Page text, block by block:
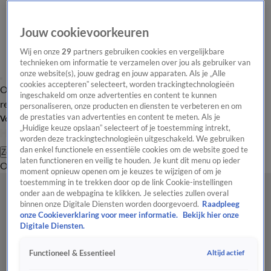
Overzicht Laatste nieuws Regionieuws Het beste van Hart
Tip de
redactie
Volg Hart van Nederland
Zoeken
OverzichtRegioUitzendingenWeerTip de redactiePanelVideo's
Jouw cookievoorkeuren
Wij en onze29 partners gebruiken cookies en vergelijkbare
technieken om informatie te verzamelen over jou als gebruiker van
onze website(s), jouw gedrag en jouw apparaten. Als je „Alle
cookies accepteren” selecteert, worden trackingtechnologieën
ingeschakeld om onze advertenties en content te kunnen
personaliseren, onze producten en diensten te verbeteren en om
de prestaties van advertenties en content te meten. Als je
„Huidige keuze opslaan” selecteert of je toestemming intrekt,
worden deze trackingtechnologieën uitgeschakeld. We gebruiken
dan enkel functionele en essentiële cookies om de website goed te
laten functioneren en veilig te houden. Je kunt dit menu op ieder
moment opnieuw openen om je keuzes te wijzigen of om je
toestemming in te trekken door op de link Cookie-instellingen
onder aan de webpagina te klikken. Je selecties zullen overal
binnen onze Digitale Diensten worden doorgevoerd. Raadpleeg
onze Cookieverklaring voor meer informatie.
Bekijk hier onze
Digitale Diensten.
Functioneel & Essentieel Altijd actief